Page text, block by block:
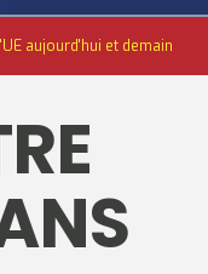
EUROPE, NUMÉRIQUE- DIGITAL
aujourd'hui et demain